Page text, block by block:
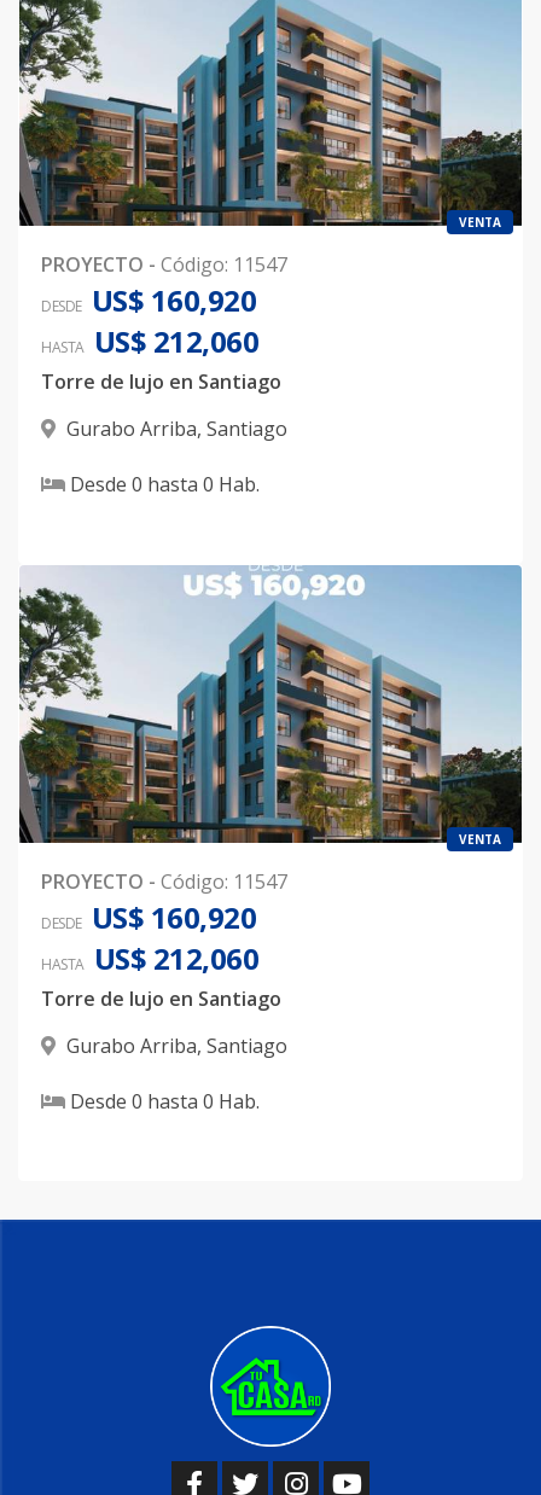
VENTA
PROYECTO - Código: 11547
DESDE US$ 160,920
HASTA US$ 212,060
Torre de lujo en Santiago
Gurabo Arriba, Santiago
Desde 0 hasta 0 Hab.
VENTA
PROYECTO - Código: 11547
DESDE US$ 160,920
HASTA US$ 212,060
Torre de lujo en Santiago
Gurabo Arriba, Santiago
Desde 0 hasta 0 Hab.